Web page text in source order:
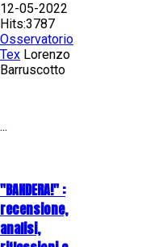
12-05-2022
Hits:3787
Osservatorio
Tex Lorenzo
Barruscotto
...
"BANDERA!" :
recensione,
analisi,